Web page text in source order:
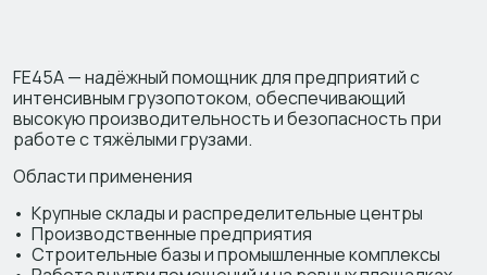
FE45A — надёжный помощник для предприятий с
интенсивным грузопотоком, обеспечивающий
высокую производительность и безопасность при
работе с тяжёлыми грузами.
Области применения
Крупные склады и распределительные центры
Производственные предприятия
Строительные базы и промышленные комплексы